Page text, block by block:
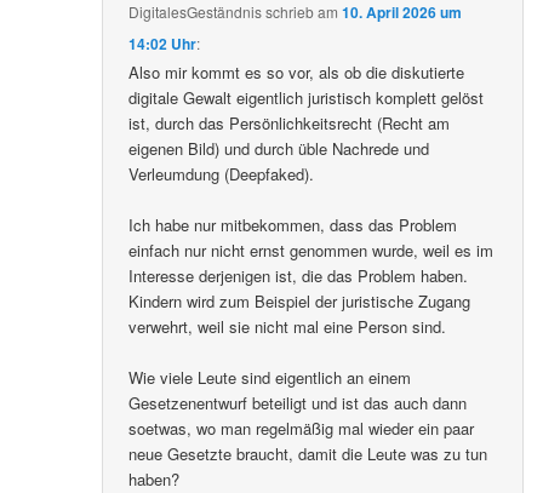
DigitalesGeständnisschriebam10. April 2026 um
14:02 Uhr:
Also mir kommt es so vor, als ob die diskutierte
digitale Gewalt eigentlich juristisch komplett gelöst
ist, durch das Persönlichkeitsrecht (Recht am
eigenen Bild) und durch üble Nachrede und
Verleumdung (Deepfaked).
Ich habe nur mitbekommen, dass das Problem
einfach nur nicht ernst genommen wurde, weil es im
Interesse derjenigen ist, die das Problem haben.
Kindern wird zum Beispiel der juristische Zugang
verwehrt, weil sie nicht mal eine Person sind.
Wie viele Leute sind eigentlich an einem
Gesetzenentwurf beteiligt und ist das auch dann
soetwas, wo man regelmäßig mal wieder ein paar
neue Gesetzte braucht, damit die Leute was zu tun
haben?